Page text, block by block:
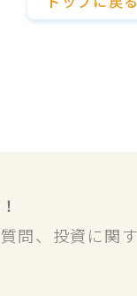
問、投資に関